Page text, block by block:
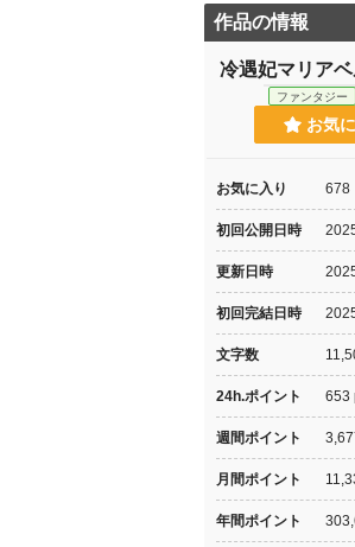
作品の情報
冷遇妃マリア
ファンタジー
お気
お気に入り 678
初回公開日時
更新日時
初回完結日時
文字数
24h.ポイント 653
週間ポイント
月間ポイント
年間ポイント